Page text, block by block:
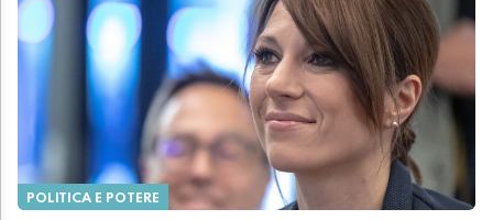
POLITICA E POTERE